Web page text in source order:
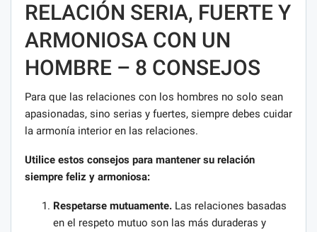
RELACIÓN SERIA, FUERTE Y
ARMONIOSA CON UN
HOMBRE – 8 CONSEJOS
Para que las relaciones con los hombres no solo sean
apasionadas, sino serias y fuertes, siempre debes cuidar
la armonía interior en las relaciones.
Utilice estos consejos para mantener su relación
siempre feliz y armoniosa:
Respetarse mutuamente. Las relaciones basadas
en el respeto mutuo son las más duraderas y